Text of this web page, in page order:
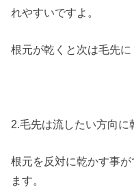
れやすいですよ。
根元が乾くと次は毛先に
2.毛先は流したい方向に
根元を反対に乾かす事
ます。